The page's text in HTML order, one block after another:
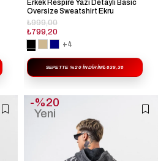
Erkek Respire Yazı Detaylı Basic
Oversize Sweatshirt Ekru
₺799,20
₺999,00
+4
SEPETTE %20 İNDIRIM₺639,36
%20
Yeni